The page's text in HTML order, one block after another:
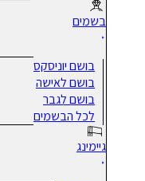
בשמים
בושם יוניסקס
בושם לאישה
בושם לגבר
לכל הבשמים
גיימינג